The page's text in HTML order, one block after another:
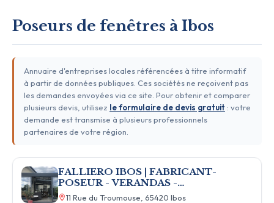
Poseurs de fenêtres à Ibos
Annuaire d'entreprises locales référencées à titre informatif
à partir de données publiques. Ces sociétés ne reçoivent pas
les demandes envoyées via ce site. Pour obtenir et comparer
plusieurs devis, utilisez le formulaire de devis gratuit : votre
demande est transmise à plusieurs professionnels
partenaires de votre région.
FALLIERO IBOS | FABRICANT-
POSEUR - VERANDAS -
MENUISERIES ALU & PVC - VOLETS
11 Rue du Troumouse, 65420 Ibos